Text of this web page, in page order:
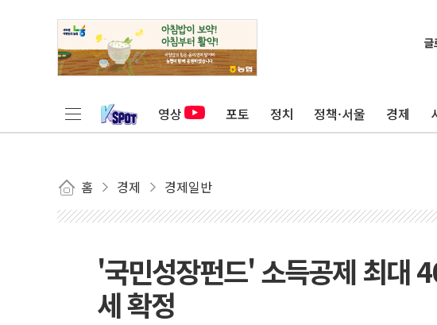
영상 포토 정치 정책·서울 경제
홈 경제 경제일반
'국민성장펀드' 소득공제 최대
세 확정